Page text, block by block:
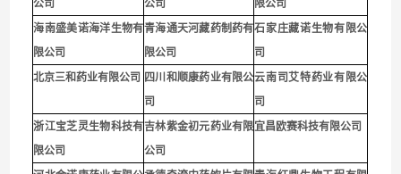
公司
公司
限公司
海南盛美诺海洋生物有
限公司
青海通天河藏药制药有
限公司
石家庄藏诺生物有限公
司
北京三和药业有限公司 四川和顺康药业有限公
司
云南司艾特药业有限公
司
浙江宝芝灵生物科技有
限公司
吉林紫金初元药业有限
公司
宜昌欧赛科技有限公司